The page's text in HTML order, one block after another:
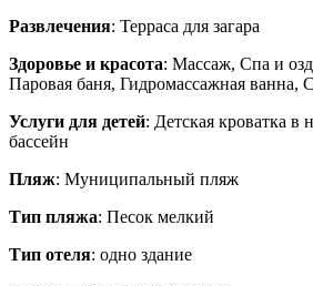
Развлечения: Терраса для загара
Здоровье и красота: Массаж, Спа и
Паровая баня, Гидромассажная ванна,
Услуги для детей: Детская кроватка в
бассейн
Пляж: Муниципальный пляж
Тип пляжа: Песок мелкий
Тип отеля: одно здание